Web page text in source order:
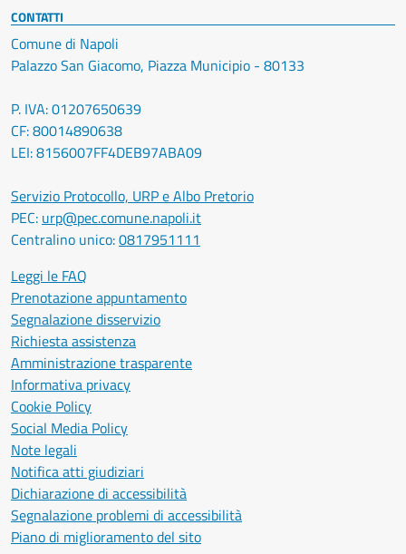
CONTATTI
Comune di Napoli
Palazzo San Giacomo, Piazza Municipio - 80133
P. IVA: 01207650639
CF: 80014890638
LEI: 8156007FF4DEB97ABA09
Servizio Protocollo, URP e Albo Pretorio
PEC: urp@pec.comune.napoli.it
Centralino unico:0817951111
Leggi le FAQ
Prenotazione appuntamento
Segnalazione disservizio
Richiesta assistenza
Amministrazione trasparente
Informativa privacy
Cookie Policy
Social Media Policy
Note legali
Notifica atti giudiziari
Dichiarazione di accessibilità
Segnalazione problemi di accessibilità
Piano di miglioramento del sito